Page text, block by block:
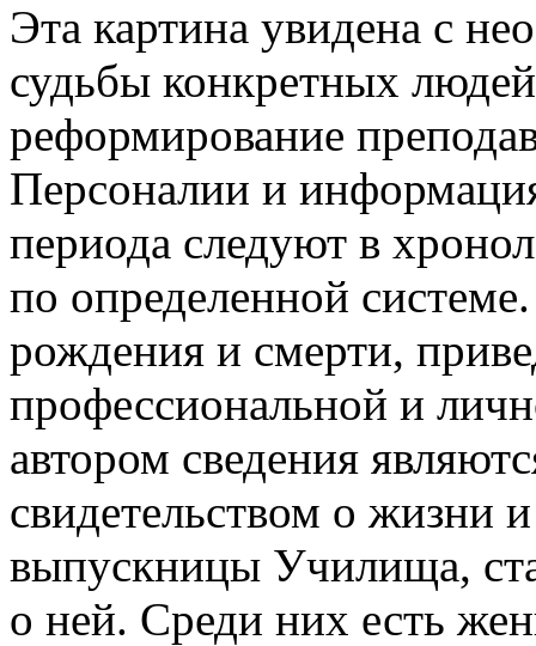
Эта картина увидена с
судьбы конкретных
реформирование
Персоналии и
периода следуют в
по определенной
рождения и смерти,
профессиональной и
автором сведения
свидетельством о жизни
выпускницы Училища,
о ней. Среди них есть